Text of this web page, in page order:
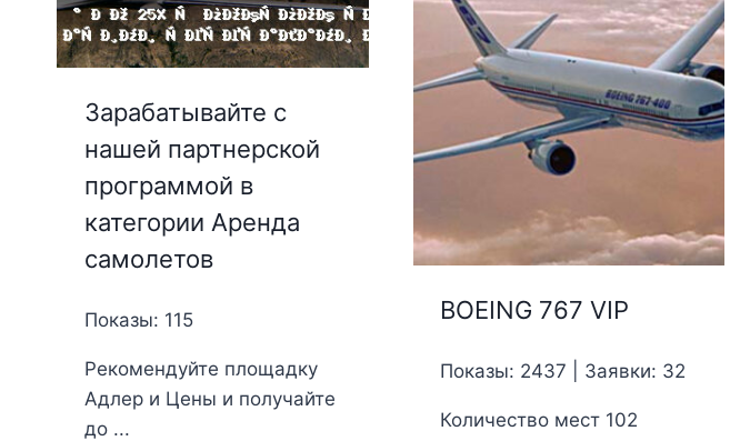
Зарабатывайте с
нашей партнерской
программой в
категории Аренда
самолетов
Показы: 115
Рекомендуйте площадку
Адлер и Цены и получайте
до ...
BOEING 767 VIP
Показы: 2437 | Заявки: 32
Количество мест 102